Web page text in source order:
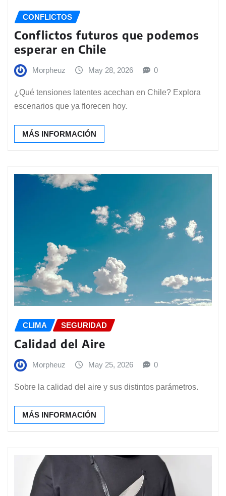
CONFLICTOS
Conflictos futuros que podemos
esperar en Chile
Morpheuz May 28, 2026 0
¿Qué tensiones latentes acechan en Chile? Explora
escenarios que ya florecen hoy.
MÁS INFORMACIÓN
CLIMA SEGURIDAD
Calidad del Aire
Morpheuz May 25, 2026 0
Sobre la calidad del aire y sus distintos parámetros.
MÁS INFORMACIÓN